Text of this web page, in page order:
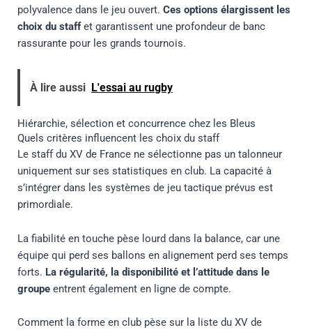
polyvalence dans le jeu ouvert. Ces options élargissent les
choix du staffet garantissent une profondeur de banc
rassurante pour les grands tournois.
À lire aussi L'essai au rugby
Hiérarchie, sélection et concurrence chez les Bleus
Quels critères influencent les choix du staff
Le staff du XV de France ne sélectionne pas un talonneur
uniquement sur ses statistiques en club. La capacité à
s’intégrer dans les systèmes de jeu tactique prévus est
primordiale.
La fiabilité en touche pèse lourd dans la balance, car une
équipe qui perd ses ballons en alignement perd ses temps
forts. La régularité, la disponibilité et l’attitude dans le
groupeentrent également en ligne de compte.
Comment la forme en club pèse sur la liste du XV de